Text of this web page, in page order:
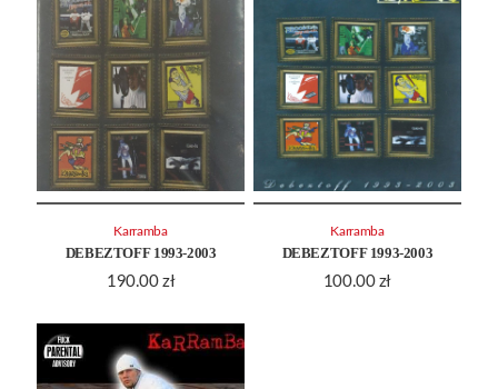
DEBEZTOFF 1993-2003
190.00 zł
Karramba
DEBEZTOFF 1993-2003
100.00 zł
Karramba